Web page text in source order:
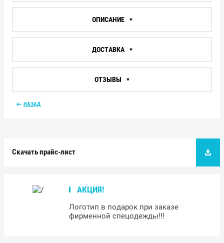
Скачать прайс-лист
АКЦИЯ!
Логотип в подарок при заказе
фирменной спецодежды!!!
ОПИСАНИЕ
ДОСТАВКА
ОТЗЫВЫ
НАЗАД